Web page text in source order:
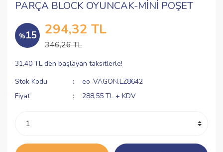
PARÇA BLOCK OYUNCAK-MİNİ POŞET
%15 294,32 TL
346,26 TL
31,40 TL den başlayan taksitlerle!
Stok Kodu
eo_VAGON.LZ8642
Fiyat
288,55 TL + KDV